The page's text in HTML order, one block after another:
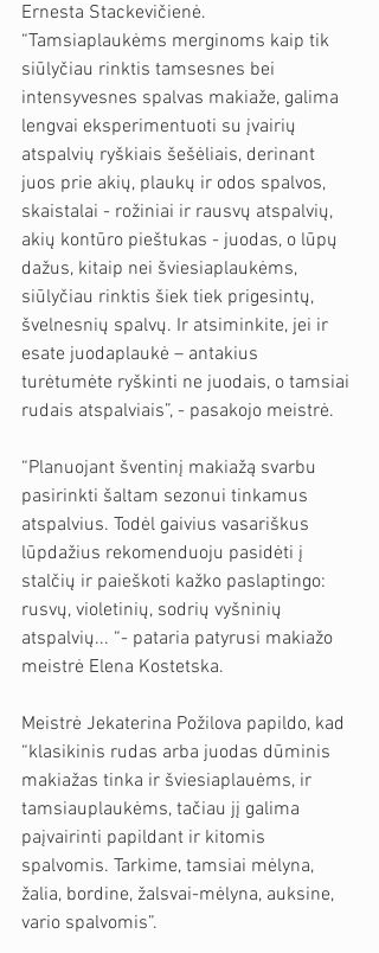
Ernesta Stackevičienė.
“Tamsiaplaukėms merginoms kaip tik
siūlyčiau rinktis tamsesnes bei
intensyvesnes spalvas makiaže, galima
lengvai eksperimentuoti su įvairių
atspalvių ryškiais šešėliais, derinant
juos prie akių, plaukų ir odos spalvos,
skaistalai - rožiniai ir rausvų atspalvių,
akių kontūro pieštukas - juodas, o lūpų
dažus, kitaip nei šviesiaplaukėms,
siūlyčiau rinktis šiek tiek prigesintų,
švelnesnių spalvų. Ir atsiminkite, jei ir
esate juodaplaukė – antakius
turėtumėte ryškinti ne juodais, o tamsiai
rudais atspalviais”, - pasakojo meistrė.
“Planuojant šventinį makiažą svarbu
pasirinkti šaltam sezonui tinkamus
atspalvius. Todėl gaivius vasariškus
lūpdažius rekomenduoju pasidėti į
stalčių ir paieškoti kažko paslaptingo:
rusvų, violetinių, sodrių vyšninių
atspalvių... “- pataria patyrusi makiažo
meistrė Elena Kostetska.
Meistrė Jekaterina Požilova papildo, kad
“klasikinis rudas arba juodas dūminis
makiažas tinka ir šviesiaplauėms, ir
tamsiauplaukėms, tačiau jį galima
paįvairinti papildant ir kitomis
spalvomis. Tarkime, tamsiai mėlyna,
žalia, bordine, žalsvai-mėlyna, auksine,
vario spalvomis”.